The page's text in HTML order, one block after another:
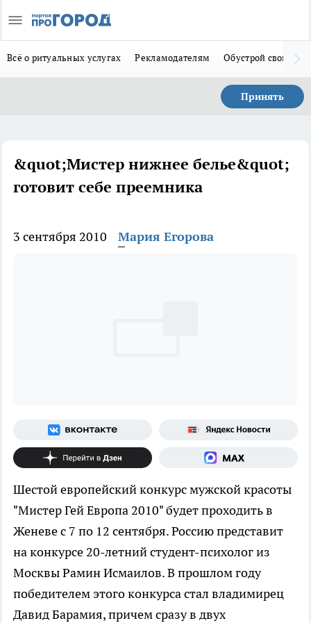
Всё о ритуальных услугах Рекламодателям Обустрой свой дом
Принять
&quot;Мистер нижнее белье&quot;
готовит себе преемника
3 сентября 2010 Мария Егорова
Шестой европейский конкурс мужской красоты
"Мистер Гей Европа 2010" будет проходить в
Женеве с 7 по 12 сентября. Россию представит
на конкурсе 20-летний студент-психолог из
Москвы Рамин Исмаилов. В прошлом году
победителем этого конкурса стал владимирец
Давид Барамия, причем сразу в двух